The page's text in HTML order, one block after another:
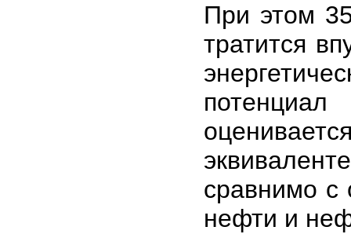
При этом
тратится
сравнимо с
нефти и